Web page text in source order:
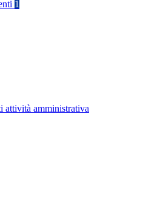
1
attività amministrativa